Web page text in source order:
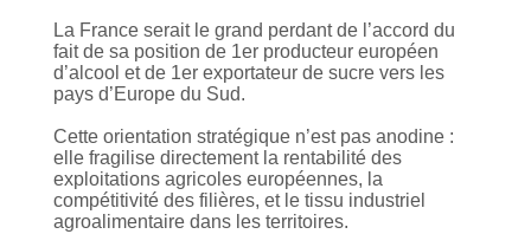
La France serait le grand perdant de l’accord du
fait de sa position de 1er producteur européen
d’alcool et de 1er exportateur de sucre vers les
pays d’Europe du Sud.
Cette orientation stratégique n’est pas anodine :
elle fragilise directement la rentabilité des
exploitations agricoles européennes, la
compétitivité des filières, et le tissu industriel
agroalimentaire dans les territoires.